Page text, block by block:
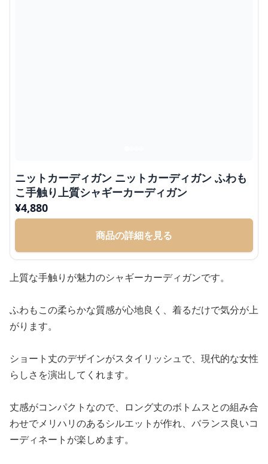
ニットカーディガン ニットカーディガン ふわも
こ手触り上質シャギーカーディガン
¥4,880
商品の詳細を見る
上質な手触りが魅力のシャギーカーディガンです。
ふわもこの柔らかな質感が心地良く、着るだけで気分が上
がります。
ショート丈のデザインがスタイリッシュで、現代的な女性
らしさを演出してくれます。
丈感がコンパクトなので、ロング丈のボトムスとの組み合
わせでメリハリのあるシルエットが作れ、バランス良いコ
ーディネートが楽しめます。